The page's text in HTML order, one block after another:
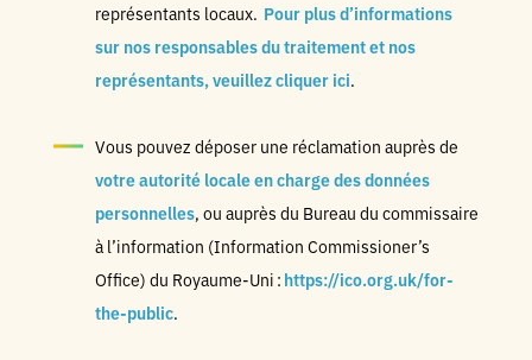
représentants locaux. Pour plus d’informations
sur nos responsables du traitement et nos
représentants, veuillez cliquer ici.
Vous pouvez déposer une réclamation auprès de
votre autorité locale en charge des données
personnelles, ou auprès du Bureau du commissaire
à l’information (Information Commissioner’s
Office) du Royaume-Uni : https://ico.org.uk/for-
the-public.